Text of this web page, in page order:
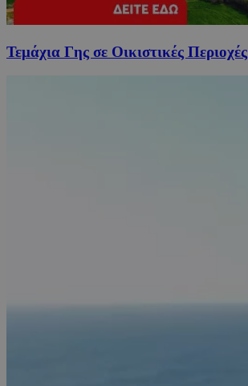
Τεμάχια Γης σε Οικιστικές Περιοχές